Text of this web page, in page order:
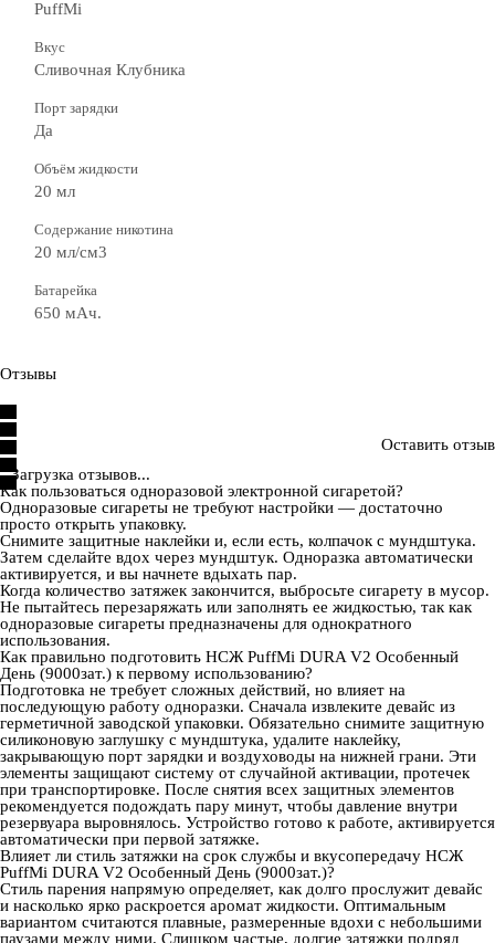
PuffMi
Вкус
Сливочная Клубника
Порт зарядки
Да
Объём жидкости
20 мл
Содержание никотина
20 мл/см3
Батарейка
650 мАч.
Отзывы
Оставить отзыв
Загрузка отзывов...
Как пользоваться одноразовой электронной сигаретой?
Одноразовые сигареты не требуют настройки — достаточно
просто открыть упаковку.
Снимите защитные наклейки и, если есть, колпачок с мундштука.
Затем сделайте вдох через мундштук. Одноразка автоматически
активируется, и вы начнете вдыхать пар.
Когда количество затяжек закончится, выбросьте сигарету в мусор.
Не пытайтесь перезаряжать или заполнять ее жидкостью, так как
одноразовые сигареты предназначены для однократного
использования.
Как правильно подготовить НСЖ PuffMi DURA V2 Особенный
День (9000зат.) к первому использованию?
Подготовка не требует сложных действий, но влияет на
последующую работу одноразки. Сначала извлеките девайс из
герметичной заводской упаковки. Обязательно снимите защитную
силиконовую заглушку с мундштука, удалите наклейку,
закрывающую порт зарядки и воздуховоды на нижней грани. Эти
элементы защищают систему от случайной активации, протечек
при транспортировке. После снятия всех защитных элементов
рекомендуется подождать пару минут, чтобы давление внутри
резервуара выровнялось. Устройство готово к работе, активируется
автоматически при первой затяжке.
Влияет ли стиль затяжки на срок службы и вкусопередачу НСЖ
PuffMi DURA V2 Особенный День (9000зат.)?
Стиль парения напрямую определяет, как долго прослужит девайс
и насколько ярко раскроется аромат жидкости. Оптимальным
вариантом считаются плавные, размеренные вдохи с небольшими
паузами между ними. Слишком частые, долгие затяжки подряд